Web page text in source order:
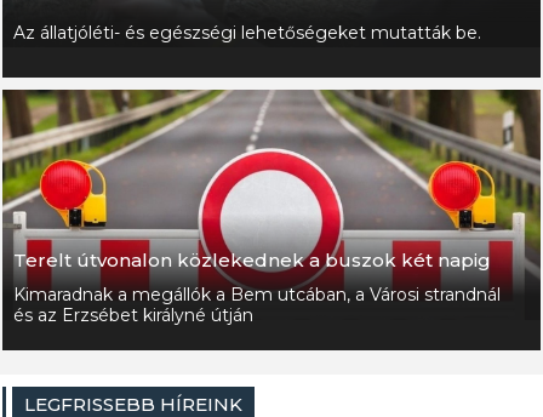
Az állatjóléti- és egészségi lehetőségeket mutatták be.
Terelt útvonalon közlekednek a buszok két napig
Kimaradnak a megállók a Bem utcában, a Városi strandnál
és az Erzsébet királyné útján
LEGFRISSEBB HÍREINK